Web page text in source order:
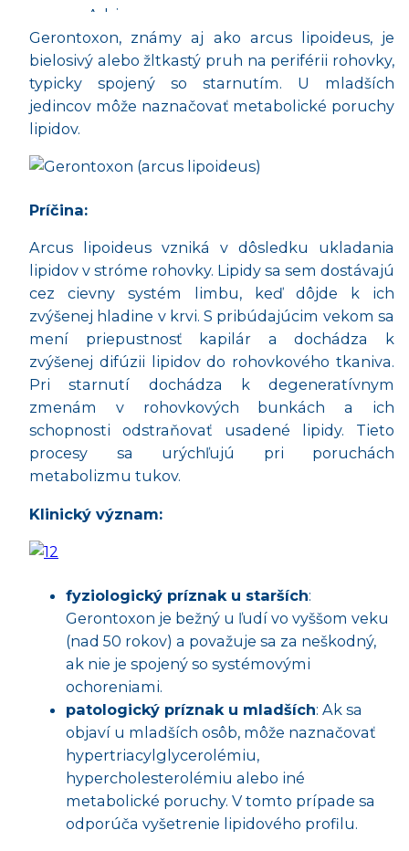
Gerontoxon, známy aj ako arcus lipoideus, je
bielosivý alebo žltkastý pruh na periférii rohovky,
typicky spojený so starnutím. U mladších
jedincov môže naznačovať metabolické poruchy
lipidov.
Príčina:
Arcus lipoideus vzniká v dôsledku ukladania
lipidov v stróme rohovky. Lipidy sa sem dostávajú
cez cievny systém limbu, keď dôjde k ich
zvýšenej hladine v krvi. S pribúdajúcim vekom sa
mení priepustnosť kapilár a dochádza k
zvýšenej difúzii lipidov do rohovkového tkaniva.
Pri starnutí dochádza k degeneratívnym
zmenám v rohovkových bunkách a ich
schopnosti odstraňovať usadené lipidy. Tieto
procesy sa urýchľujú pri poruchách
metabolizmu tukov.
Klinický význam:
fyziologický príznak u starších:
Gerontoxon je bežný u ľudí vo vyššom veku
(nad 50 rokov) a považuje sa za neškodný,
ak nie je spojený so systémovými
ochoreniami.
patologický príznak u mladších: Ak sa
objaví u mladších osôb, môže naznačovať
hypertriacylglycerolémiu,
hypercholesterolémiu alebo iné
metabolické poruchy. V tomto prípade sa
odporúča vyšetrenie lipidového profilu.